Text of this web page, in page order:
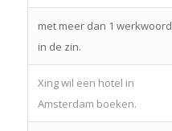
met meer dan 1 werkwoord
in de zin.
Xing wil een hotel in
Amsterdam boeken.